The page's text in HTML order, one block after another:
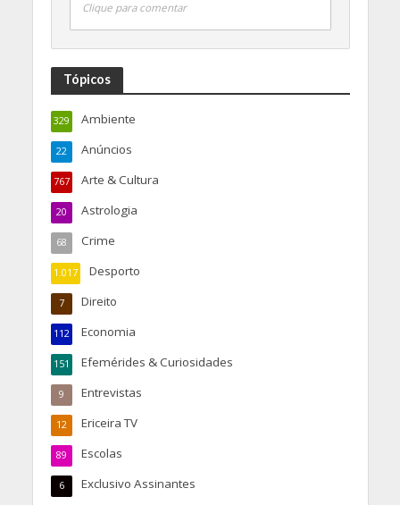
Clique para comentar
Tópicos
Ambiente
329
Anúncios
22
Arte & Cultura
767
Astrologia
20
Crime
68
Desporto
1.017
Direito
7
Economia
112
Efemérides & Curiosidades
151
Entrevistas
9
Ericeira TV
12
Escolas
89
Exclusivo Assinantes
6